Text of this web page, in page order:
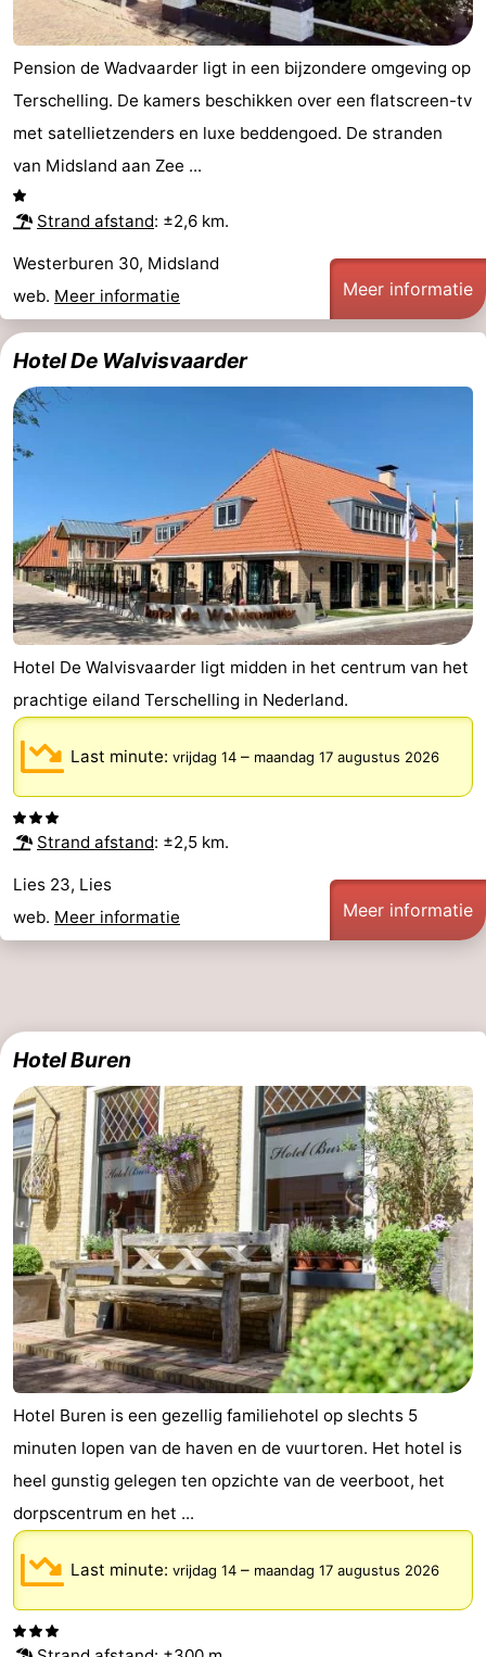
Pension de Wadvaarder ligt in een bijzondere omgeving op
Terschelling. De kamers beschikken over een flatscreen-tv
met satellietzenders en luxe beddengoed. De stranden
van Midsland aan Zee ...
Strand afstand: ±2,6 km.
Westerburen 30, Midsland
web. Meer informatie Meer informatie
Hotel De Walvisvaarder
Hotel De Walvisvaarder ligt midden in het centrum van het
prachtige eiland Terschelling in Nederland.
Last minute: vrijdag 14 – maandag 17 augustus 2026
Strand afstand: ±2,5 km.
Lies 23, Lies
web. Meer informatie Meer informatie
Hotel Buren
Hotel Buren is een gezellig familiehotel op slechts 5
minuten lopen van de haven en de vuurtoren. Het hotel is
heel gunstig gelegen ten opzichte van de veerboot, het
dorpscentrum en het ...
Last minute: vrijdag 14 – maandag 17 augustus 2026